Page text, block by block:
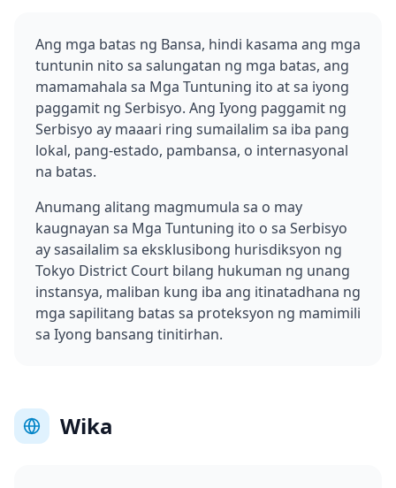
Ang mga batas ng Bansa, hindi kasama ang mga
tuntunin nito sa salungatan ng mga batas, ang
mamamahala sa Mga Tuntuning ito at sa iyong
paggamit ng Serbisyo. Ang Iyong paggamit ng
Serbisyo ay maaari ring sumailalim sa iba pang
lokal, pang-estado, pambansa, o internasyonal
na batas.
Anumang alitang magmumula sa o may
kaugnayan sa Mga Tuntuning ito o sa Serbisyo
ay sasailalim sa eksklusibong hurisdiksyon ng
Tokyo District Court bilang hukuman ng unang
instansya, maliban kung iba ang itinatadhana ng
mga sapilitang batas sa proteksyon ng mamimili
sa Iyong bansang tinitirhan.
Wika